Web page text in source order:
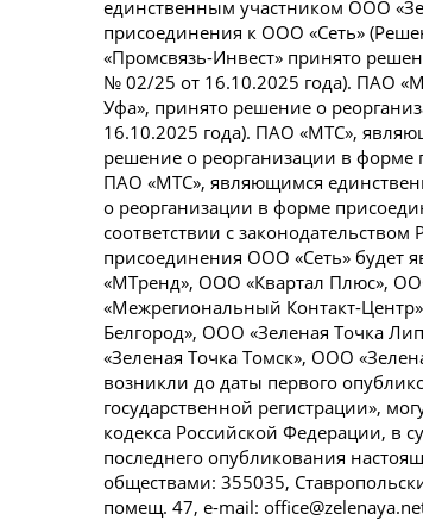
единственным участником ООО
присоединения к ООО «Сеть»
«Промсвязь-Инвест» принято
№ 02/25 от 16.10.2025 года). ПАО
Уфа», принято решение о
16.10.2025 года). ПАО «МТС»,
решение о реорганизации в
ПАО «МТС», являющимся
о реорганизации в форме
соответствии с
присоединения ООО «Сеть» будет
«МТренд», ООО «Квартал Плюс»,
«Межрегиональный Контакт-
Белгород», ООО «Зеленая Точка
«Зеленая Точка Томск», ООО
возникли до даты первого
государственной регистрации»,
кодекса Российской Федерации, в
последнего опубликования
обществами: 355035,
помещ. 47, e-mail: